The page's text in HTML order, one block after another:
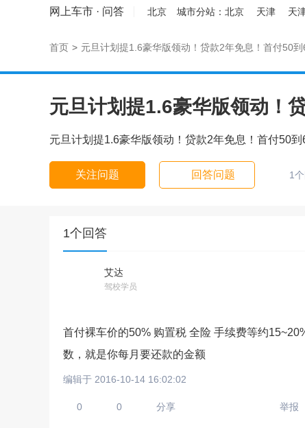
网上车市 · 问答 北京 城市分站： 北京 天津 天
首页 > 元旦计划提1.6豪华版领动！贷款2年免息！首付50到
元旦计划提1.6豪华版领动！
元旦计划提1.6豪华版领动！贷款2年免息！首付50到
关注问题 回答问题 1
1个回答
艾达
驾校学员
首付裸车价的50% 购置税 全险 手续费等约
数，就是你每月要还款的金额
编辑于 2016-10-14 16:02:02
0 0 分享 举报